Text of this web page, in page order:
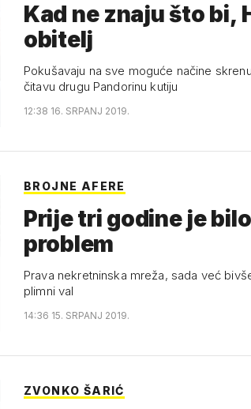
Kad ne znaju što bi,
obitelj
Pokušavaju na sve moguće načine
čitavu drugu Pandorinu kutiju
12:38 16. SRPANJ 2019.
BROJNE AFERE
Prije tri godine je
problem
Prava nekretninska mreža, sada već
plimni val
14:36 15. SRPANJ 2019.
ZVONKO ŠARIĆ